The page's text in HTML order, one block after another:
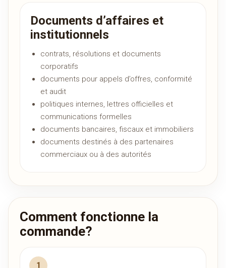
Documents d’affaires et
institutionnels
contrats, résolutions et documents
corporatifs
documents pour appels d’offres, conformité
et audit
politiques internes, lettres officielles et
communications formelles
documents bancaires, fiscaux et immobiliers
documents destinés à des partenaires
commerciaux ou à des autorités
Comment fonctionne la
commande?